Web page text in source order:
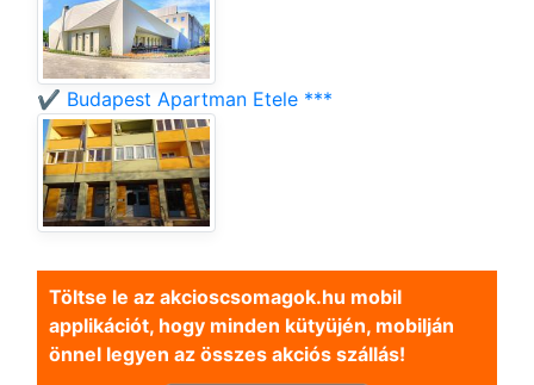
✔️ Budapest Apartman Etele ***
Töltse le az akcioscsomagok.hu mobil
applikációt, hogy minden kütyüjén, mobilján
önnel legyen az összes akciós szállás!